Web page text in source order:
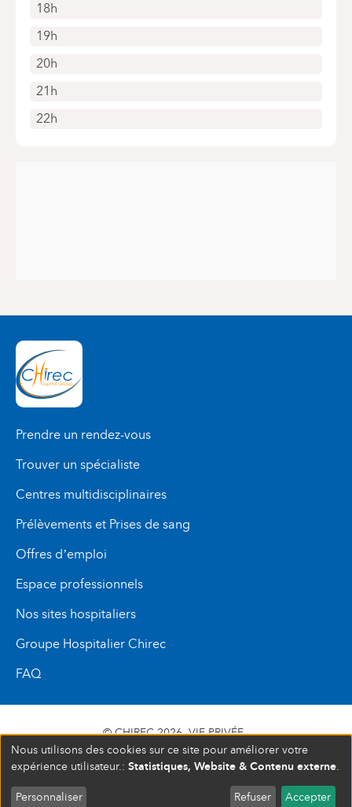
18h
19h
20h
21h
22h
Prendre un rendez-vous
Trouver un spécialiste
Centres multidisciplinaires
Prélèvements et Prises de sang
Offres d’emploi
Espace professionnels
Nos sites hospitaliers
Groupe Hospitalier Chirec
FAQ
© CHIREC 2026 VIE PRIVÉE
SIÈGE SOCIAL BOULEVARD DU TRIOMPHE 201 1160
BRUXELLES N° D’ENTREPRISE : 472 937 059
Nous utilisons des cookies sur ce site pour améliorer votre
expérience utilisateur.: Statistiques, Website & Contenu externe.
Personnaliser Refuser Accepter